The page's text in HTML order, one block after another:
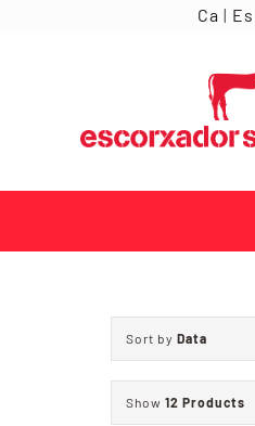
Ca | Es
Sort by Data
Show 12 Products